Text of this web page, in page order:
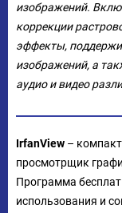
изображений.
коррекции
эффекты,
изображений, а
аудио и видео
IrfanView –
просмотрщик
Программа
использования и